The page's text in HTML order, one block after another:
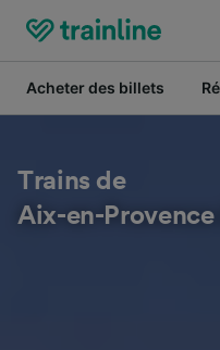
Acheter des billets
Trains de
Aix-en-